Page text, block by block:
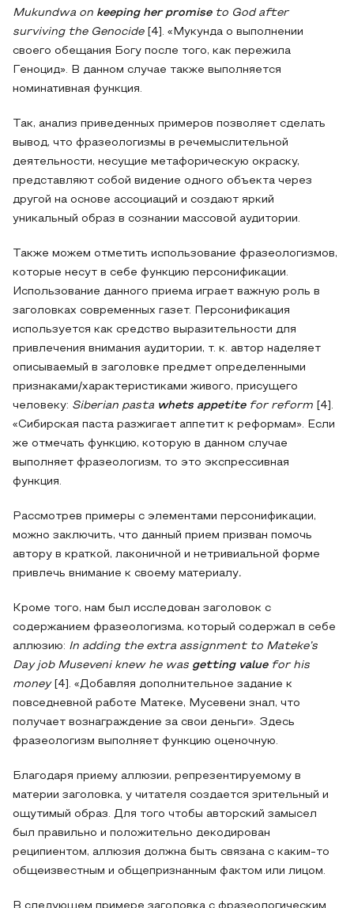
Mukundwa on keeping her promiseto God after
surviving the Genocide
[4]. «Мукунда о выполнении
своего обещания Богу после того, как пережила
Геноцид». В данном случае также выполняется
номинативная функция.
Так, анализ приведенных примеров позволяет сделать
вывод, что фразеологизмы в речемыслительной
деятельности, несущие метафорическую окраску,
представляют собой видение одного объекта через
другой на основе ассоциаций и создают яркий
уникальный образ в сознании массовой аудитории.
Также можем отметить использование фразеологизмов,
которые несут в себе функцию персонификации.
Использование данного приема играет важную роль в
заголовках современных газет. Персонификация
используется как средство выразительности для
привлечения внимания аудитории, т. к. автор наделяет
описываемый в заголовке предмет определенными
признаками/характеристиками живого, присущего
человеку: Siberian pasta whets appetite for reform
[4].
«Сибирская паста разжигает аппетит к реформам». Если
же отмечать функцию, которую в данном случае
выполняет фразеологизм, то это экспрессивная
функция.
Рассмотрев примеры с элементами персонификации,
можно заключить, что данный прием призван помочь
автору в краткой, лаконичной и нетривиальной форме
привлечь внимание к своему материалу.
Кроме того, нам был исследован заголовок с
содержанием фразеологизма, который содержал в себе
аллюзию: In adding the extra assignment to Mateke’s
Day job Museveni knew he was getting value for his
money[4]. «Добавляя дополнительное задание к
повседневной работе Матеке, Мусевени знал, что
получает вознаграждение за свои деньги». Здесь
фразеологизм выполняет функцию оценочную.
Благодаря приему аллюзии, репрезентируемому в
материи заголовка, у читателя создается зрительный и
ощутимый образ. Для того чтобы авторский замысел
был правильно и положительно декодирован
реципиентом, аллюзия должна быть связана с каким-то
общеизвестным и общепризнанным фактом или лицом.